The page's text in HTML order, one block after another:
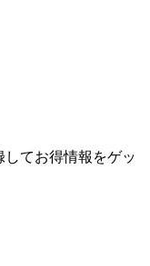
てお得情報をゲッ